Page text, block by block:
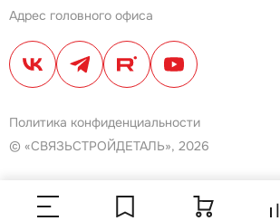
Адрес головного офиса
Политика конфиденциальности
© «СВЯЗЬСТРОЙДЕТАЛЬ», 2026